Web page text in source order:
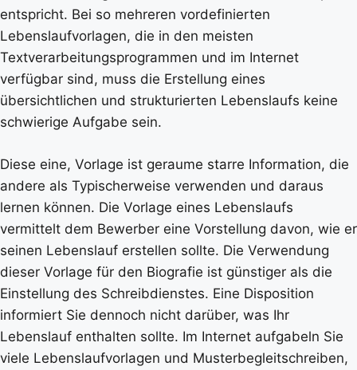
entspricht. Bei so mehreren vordefinierten
Lebenslaufvorlagen, die in den meisten
Textverarbeitungsprogrammen und im Internet
verfügbar sind, muss die Erstellung eines
übersichtlichen und strukturierten Lebenslaufs keine
schwierige Aufgabe sein.
Diese eine, Vorlage ist geraume starre Information, die
andere als Typischerweise verwenden und daraus
lernen können. Die Vorlage eines Lebenslaufs
vermittelt dem Bewerber eine Vorstellung davon, wie er
seinen Lebenslauf erstellen sollte. Die Verwendung
dieser Vorlage für den Biografie ist günstiger als die
Einstellung des Schreibdienstes. Eine Disposition
informiert Sie dennoch nicht darüber, was Ihr
Lebenslauf enthalten sollte. Im Internet aufgabeln Sie
viele Lebenslaufvorlagen und Musterbegleitschreiben,